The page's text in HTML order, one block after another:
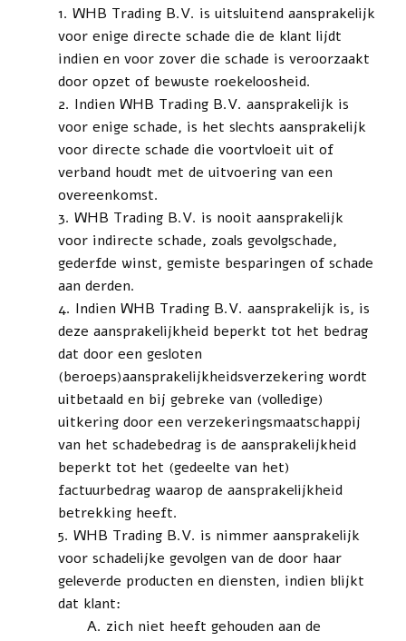
WHB Trading B.V. is uitsluitend aansprakelijk
voor enige directe schade die de klant lijdt
indien en voor zover die schade is veroorzaakt
door opzet of bewuste roekeloosheid.
Indien WHB Trading B.V. aansprakelijk is
voor enige schade, is het slechts aansprakelijk
voor directe schade die voortvloeit uit of
verband houdt met de uitvoering van een
overeenkomst.
WHB Trading B.V. is nooit aansprakelijk
voor indirecte schade, zoals gevolgschade,
gederfde winst, gemiste besparingen of schade
aan derden.
Indien WHB Trading B.V. aansprakelijk is, is
deze aansprakelijkheid beperkt tot het bedrag
dat door een gesloten
(beroeps)aansprakelijkheidsverzekering wordt
uitbetaald en bij gebreke van (volledige)
uitkering door een verzekeringsmaatschappij
van het schadebedrag is de aansprakelijkheid
beperkt tot het (gedeelte van het)
factuurbedrag waarop de aansprakelijkheid
betrekking heeft.
WHB Trading B.V. is nimmer aansprakelijk
voor schadelijke gevolgen van de door haar
geleverde producten en diensten, indien blijkt
dat klant:
zich niet heeft gehouden aan de